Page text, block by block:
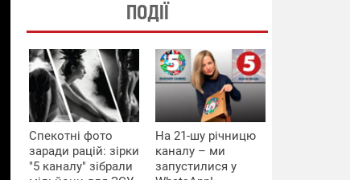
ПОДІЇ
Спекотні фото
заради рацій: зірки
"5 каналу" зібрали
На 21-шу річницю
каналу – ми
запустилися у